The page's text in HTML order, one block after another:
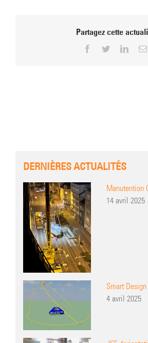
Partagez cette
Facebook
Twitter
DERNIÈRES ACTUALITÉS
Manutention
14 avril 2025
Smart Design
4 avril 2025